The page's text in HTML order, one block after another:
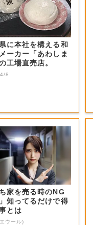
に本社を構える和
ーカー「あわしま
工場直売店。
8
ち家を売る時のNG
知ってるだけで得
とは
ウール)